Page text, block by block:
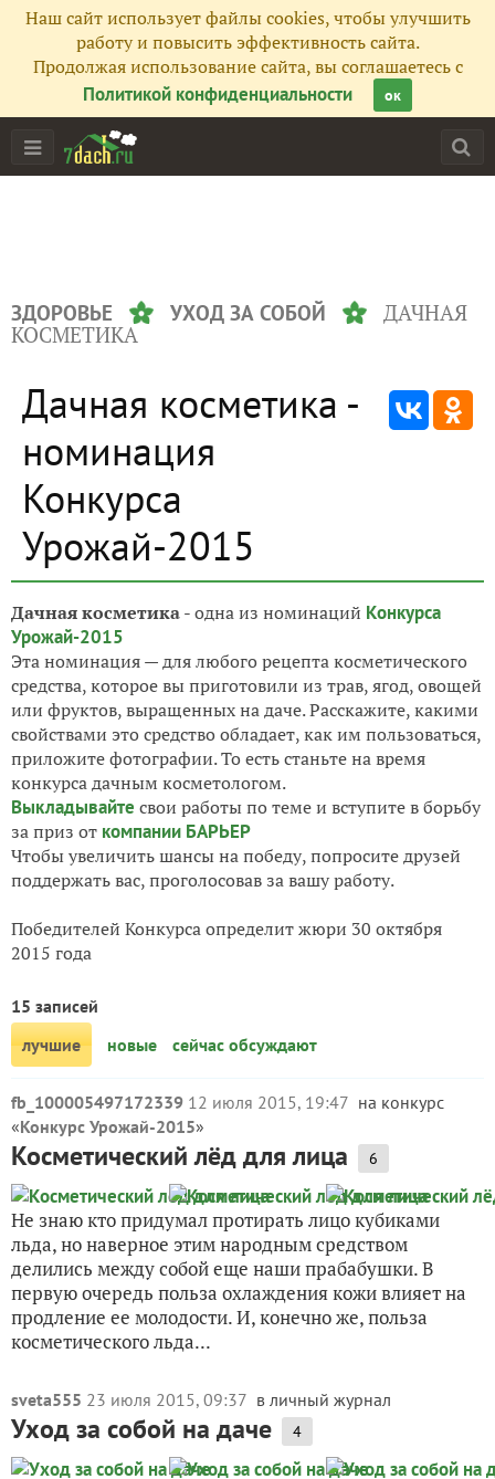
Наш сайт использует файлы cookies, чтобы улучшить
работу и повысить эффективность сайта.
Продолжая использование сайта, вы соглашаетесь с
Политикой конфиденциальности
ок
ЗДОРОВЬЕ УХОД ЗА СОБОЙ
ДАЧНАЯ
КОСМЕТИКА
Дачная косметика -
номинация
Конкурса
Урожай-2015
Дачная косметика- одна из номинаций Конкурса
Урожай-2015
Эта номинация — для любого рецепта косметического
средства, которое вы приготовили из трав, ягод, овощей
или фруктов, выращенных на даче. Расскажите, какими
свойствами это средство обладает, как им пользоваться,
приложите фотографии. То есть станьте на время
конкурса дачным косметологом.
Выкладывайте свои работы по теме и вступите в борьбу
за приз от компании БАРЬЕР
Чтобы увеличить шансы на победу, попросите друзей
поддержать вас, проголосовав за вашу работу.
Победителей Конкурса определит жюри 30 октября
2015 года
15 записей
лучшие
новые сейчас обсуждают
fb_100005497172339 12 июля 2015, 19:47 на конкурс
«Конкурс Урожай-2015»
Косметический лёд для лица 6
Не знаю кто придумал протирать лицо кубиками
льда, но наверное этим народным средством
делились между собой еще наши прабабушки. В
первую очередь польза охлаждения кожи влияет на
продление ее молодости. И, конечно же, польза
косметического льда...
sveta555 23 июля 2015, 09:37 в личный журнал
Уход за собой на даче 4